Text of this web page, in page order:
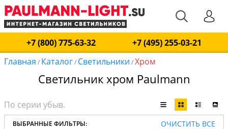
+7 (800) 775-63-32
+7 (495) 255-03-21
Главная / Каталог/ Светильники /Хром
Светильник хром Paulmann
ВЫБРАННЫЕ ФИЛЬТРЫ: ОЧИСТИТЬ ВСЕ